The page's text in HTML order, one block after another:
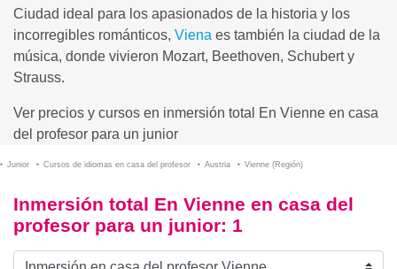
Ciudad ideal para los apasionados de la historia y los
incorregibles románticos, Viena es también la ciudad de la
música, donde vivieron Mozart, Beethoven, Schubert y
Strauss.
Ver precios y cursos en inmersión total En Vienne en casa
del profesor para un junior
Junior Cursos de idiomas en casa del profesor Austria Vienne (Región)
Inmersión total En Vienne en casa del
profesor para un junior: 1